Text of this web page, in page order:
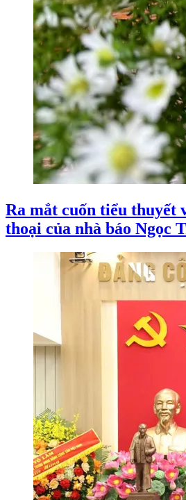
Ra mắt cuốn tiểu thuyết
thoại của nhà báo Ngọc